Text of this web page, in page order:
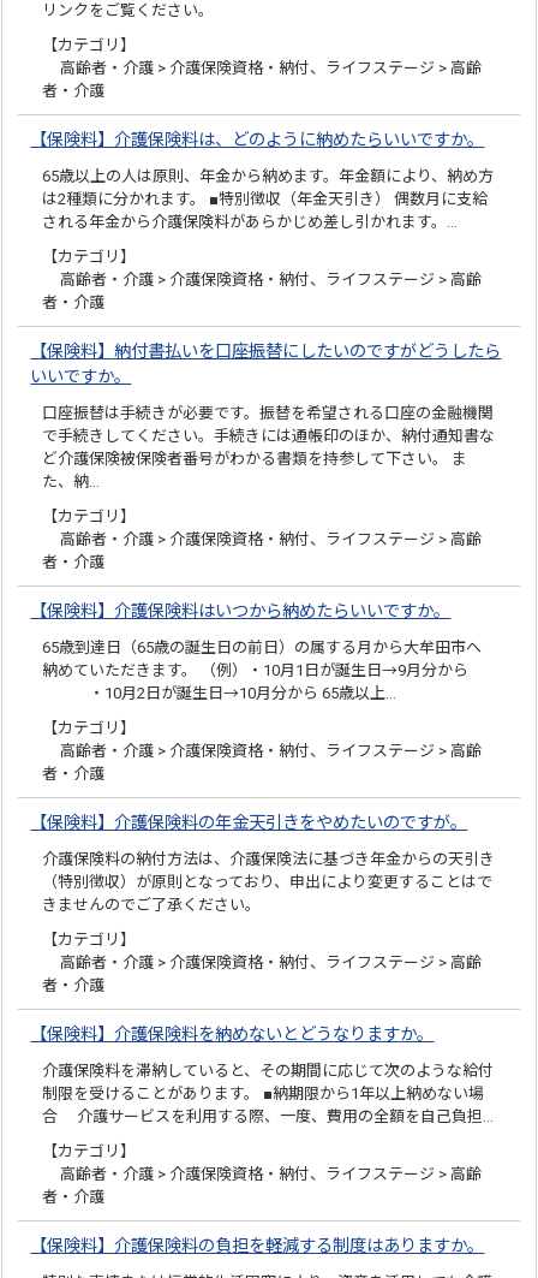
リンクをご覧ください。
【カテゴリ】
高齢者・介護 > 介護保険資格・納付、ライフステージ > 高齢
者・介護
【保険料】介護保険料は、どのように納めたらいいですか。
65歳以上の人は原則、年金から納めます。年金額により、納め方
は2種類に分かれます。 ■特別徴収（年金天引き） 偶数月に支給
される年金から介護保険料があらかじめ差し引かれます。…
【カテゴリ】
高齢者・介護 > 介護保険資格・納付、ライフステージ > 高齢
者・介護
【保険料】納付書払いを口座振替にしたいのですがどうしたら
いいですか。
口座振替は手続きが必要です。振替を希望される口座の金融機関
で手続きしてください。手続きには通帳印のほか、納付通知書な
ど介護保険被保険者番号がわかる書類を持参して下さい。 ま
た、納…
【カテゴリ】
高齢者・介護 > 介護保険資格・納付、ライフステージ > 高齢
者・介護
【保険料】介護保険料はいつから納めたらいいですか。
65歳到達日（65歳の誕生日の前日）の属する月から大牟田市へ
納めていただきます。 （例）・10月1日が誕生日→9月分から
・10月2日が誕生日→10月分から 65歳以上…
【カテゴリ】
高齢者・介護 > 介護保険資格・納付、ライフステージ > 高齢
者・介護
【保険料】介護保険料の年金天引きをやめたいのですが。
介護保険料の納付方法は、介護保険法に基づき年金からの天引き
（特別徴収）が原則となっており、申出により変更することはで
きませんのでご了承ください。
【カテゴリ】
高齢者・介護 > 介護保険資格・納付、ライフステージ > 高齢
者・介護
【保険料】介護保険料を納めないとどうなりますか。
介護保険料を滞納していると、その期間に応じて次のような給付
制限を受けることがあります。 ■納期限から1年以上納めない場
合 介護サービスを利用する際、一度、費用の全額を自己負担…
【カテゴリ】
高齢者・介護 > 介護保険資格・納付、ライフステージ > 高齢
者・介護
【保険料】介護保険料の負担を軽減する制度はありますか。